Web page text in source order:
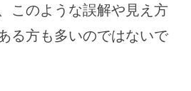
このような誤解や見え方
る方も多いのではないで